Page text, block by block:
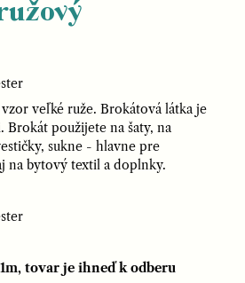
veľké ruže. Brokátová látka je
Brokát použijete na šaty, na
sukne - hlavne pre
na bytový textil a doplnky.
tovar je ihneď k odberu